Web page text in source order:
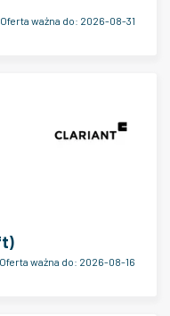
Oferta ważna do: 2026-08-31
Oferta ważna do: 2026-08-16